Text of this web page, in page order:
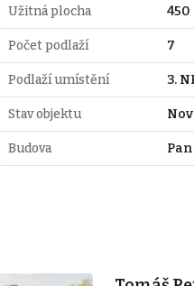
Užitná plocha 450
Počet podlaží 7
Podlaží umístění 3.
Stav objektu
Budova